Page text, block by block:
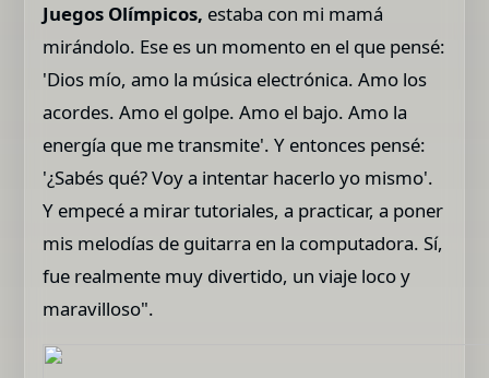
Juegos Olímpicos, estaba con mi mamá
mirándolo. Ese es un momento en el que pensé:
'Dios mío, amo la música electrónica. Amo los
acordes. Amo el golpe. Amo el bajo. Amo la
energía que me transmite'. Y entonces pensé:
'¿Sabés qué? Voy a intentar hacerlo yo mismo'.
Y empecé a mirar tutoriales, a practicar, a poner
mis melodías de guitarra en la computadora. Sí,
fue realmente muy divertido, un viaje loco y
maravilloso".